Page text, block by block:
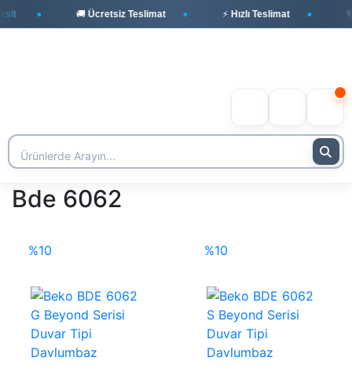
🚚 Ücretsiz Teslimat ⚡ Hızlı Teslimat 🛡️
Bde 6062
%10 %10